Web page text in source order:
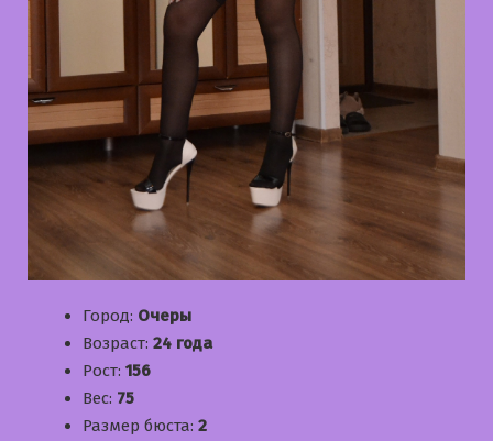
Город: Очеры
Возраст: 24 года
Рост: 156
Вес: 75
Размер бюста: 2